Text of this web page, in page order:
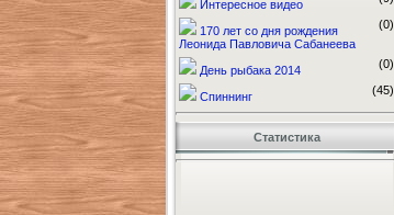
Интересное видео
170 лет со дня рождения
Леонида Павловича Сабанеева
(0)
День рыбака 2014 (0)
Спиннинг (45)
Статистика